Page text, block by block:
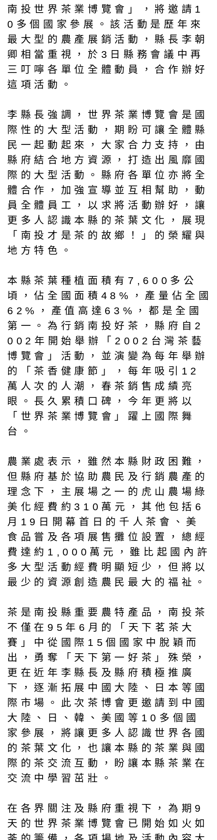
南投世界茶業博覽會」，將邀請1
0多個國家參展。該活動是歷年來
最大型的農產展銷活動，縣長李朝
卿相當重視，於3日縣務會議中再
三叮嚀各單位全體動員，合作辦好
這項活動。
李縣長強調，世界茶業博覽會是國
際性的大型活動，期盼可讓全體縣
民一起動起來，大家合力支持，由
縣府結合地方資源，打造出風靡國
際的大型活動。縣府各單位亦將全
體合作，加強宣導並互相幫助，動
員全體員工，以求將活動辦好，讓
更多人認識本縣的茶葉文化，展現
「南投才是茶的故鄉！」的榮耀與
地方特色。
本縣茶葉種植面積有7,600多公
頃，佔全國面積48%，產量佔全國
62%，產值高達63%，都是全國
第一。為行銷南投好茶，縣府自2
002年開始舉辦「2002台灣茶藝
博覽會」活動，並演變為每年舉辦
的「茶香健康節」，每年吸引12
萬人次的人潮，春茶銷售成績亮
眼。長久累積口碑，今年更將以
「世界茶業博覽會」躍上國際舞
台。
農業處表示，雖然本縣財政困難，
但縣府基於協助農民及行銷農產的
理念下，主展場之一的虎山農場綠
美化經費約310萬元，其他包括6
月19日開幕首日的千人茶會、美
食品嘗及各項展售攤位設置，總經
費達約1,000萬元，雖比起國內許
多大型活動經費明顯短少，但將以
最少的資源創造農民最大的福祉。
茶是南投縣重要農特產品，南投茶
不僅在95年6月的「天下茗茶大
賽」中從國際15個國家中脫穎而
出，勇奪「天下第一好茶」殊榮，
更在近年李縣長及縣府積極推廣
下，逐漸拓展中國大陸、日本等國
際市場。此次茶博會更邀請到中國
大陸、日、韓、美國等10多個國
家參展，將讓更多人認識世界各國
的茶葉文化，也讓本縣的茶業與國
際的茶交流互動，盼讓本縣茶業在
交流中學習茁壯。
在各界關注及縣府重視下，為期9
天的世界茶業博覽會已開始如火如